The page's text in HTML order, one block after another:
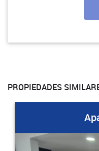
PROPIEDADES